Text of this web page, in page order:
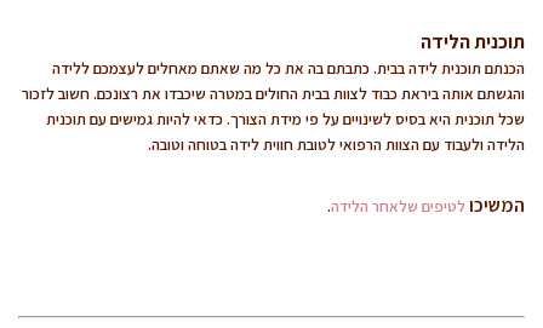
תוכנית הלידה
הכנתם תוכנית לידה בבית. כתבתם בה את כל מה שאתם מאחלים לעצמכם ללידה
והגשתם אותה ביראת כבוד לצוות בבית החולים במטרה שיכבדו את רצונכם. חשוב לזכור
שכל תוכנית היא בסיס לשינויים על פי מידת הצורך. כדאי להיות גמישים עם תוכנית
הלידה ולעבוד עם הצוות הרפואי לטובת חווית לידה בטוחה וטובה.
המשיכולטיפים שלאחר הלידה.